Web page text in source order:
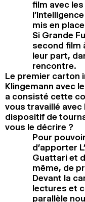
film avec
mis en
Si Grande
second film
leur part,
rencontre.
Le premier carton
Klingemann avec
a consisté cette
vous travaillé avec
dispositif de
vous le décrire ?
Pour
d’apporter
Guattari et
même, de
Devant la
lectures et
parallèle